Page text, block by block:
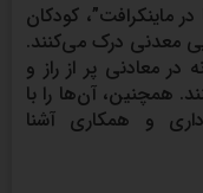
ماینکرافت”، کودکان
معدنی درک می‌کنند.
معادنی پر از راز و
همچنین، آن‌ها را با
و همکاری آشنا